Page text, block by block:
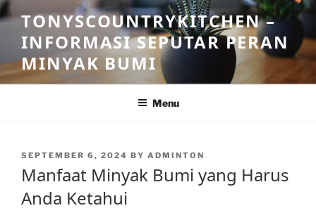
Skip
to
content
TONYSCOUNTRYKITCHEN –
INFORMASI SEPUTAR PERAN
MINYAK BUMI
Menu
POSTED
SEPTEMBER 6, 2024 BY ADMINTON
Manfaat Minyak Bumi yang Harus
Anda Ketahui